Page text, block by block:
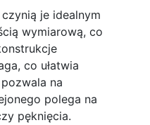
je idealnym
wymiarową, co
co ułatwia
na
polega na
pęknięcia.